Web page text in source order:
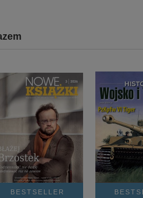
BESTSELLER